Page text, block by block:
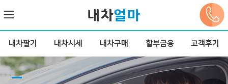
내차팔기 내차시세 내차구매 할부금융 고객후기